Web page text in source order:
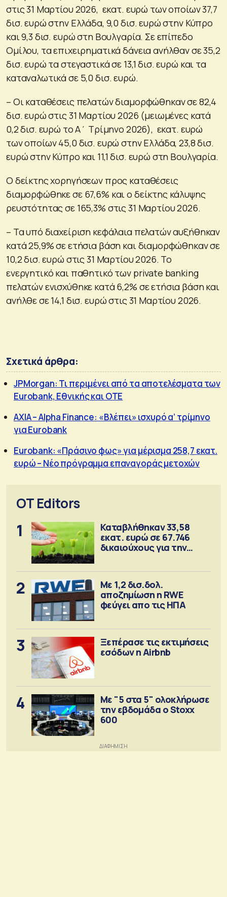
στις 31 Μαρτίου 2026, εκατ. ευρώ των οποίων 37,7
δισ. ευρώ στην Ελλάδα, 9,0 δισ. ευρώ στην Κύπρο
και 9,3 δισ. ευρώ στη Βουλγαρία. Σε επίπεδο
Ομίλου, τα επιχειρηματικά δάνεια ανήλθαν σε 35,2
δισ. ευρώ τα στεγαστικά σε 13,1 δισ. ευρώ και τα
καταναλωτικά σε 5,0 δισ. ευρώ.
– Οι καταθέσεις πελατών διαμορφώθηκαν σε 82,4
δισ. ευρώ στις 31 Μαρτίου 2026 (μειωμένες κατά
0,2 δισ. ευρώ το Α΄ Τρίμηνο 2026), εκατ. ευρώ
των οποίων 45,0 δισ. ευρώ στην Ελλάδα, 23,8 δισ.
ευρώ στην Κύπρο και 11,1 δισ. ευρώ στη Βουλγαρία.
Ο δείκτης χορηγήσεων προς καταθέσεις
διαμορφώθηκε σε 67,6% και ο δείκτης κάλυψης
ρευστότητας σε 165,3% στις 31 Μαρτίου 2026.
– Τα υπό διαχείριση κεφάλαια πελατών αυξήθηκαν
κατά 25,9% σε ετήσια βάση και διαμορφώθηκαν σε
10,2 δισ. ευρώ στις 31 Μαρτίου 2026. Το
ενεργητικό και παθητικό των private banking
πελατών ενισχύθηκε κατά 6,2% σε ετήσια βάση και
ανήλθε σε 14,1 δισ. ευρώ στις 31 Μαρτίου 2026.
Σχετικά άρθρα:
JPMorgan: Τι περιμένει από τα αποτελέσματα των
Eurobank, Εθνικής και ΟΤΕ
AXIA – Alpha Finance: «Βλέπει» ισχυρό α’ τρίμηνο
για Eurobank
Eurobank: «Πράσινο φως» για μέρισμα 258,7 εκατ.
ευρώ – Νέο πρόγραμμα επαναγοράς μετοχών
OT Editors
1
Καταβλήθηκαν 33,58
εκατ. ευρώ σε 67.746
δικαιούχους για την
2
Με 1,2 δισ.δολ.
αποζημίωση η RWE
φεύγει απο τις ΗΠΑ
3
Ξεπέρασε τις εκτιμήσεις
εσόδων η Airbnb
4
Με "5 στα 5" ολοκλήρωσε
την εβδομάδα ο Stoxx
600